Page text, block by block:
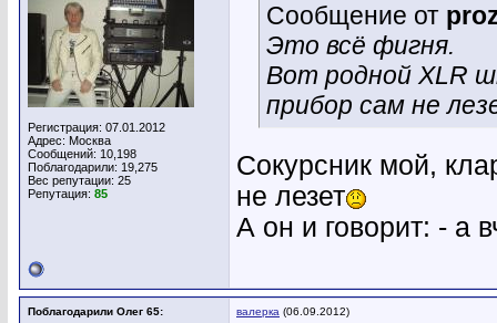
Регистрация: 07.01.2012
Адрес: Москва
Сообщений: 10,198
Поблагодарили: 19,275
Вес репутации: 25
Репутация: 85
Сообщение от
Это всё фигня.
Вот родной XLR
прибор сам не
Сокурсник мой,
не лезет
А он и говорит: - а
Поблагодарили Олег 65: валерка (06.09.2012)